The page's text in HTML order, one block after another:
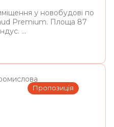
у новобудові по
Premium. Площа 87
...
Пропозиція